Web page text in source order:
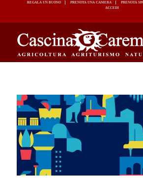
REGALA UN BUONO PRENOTA UNA CAMERA